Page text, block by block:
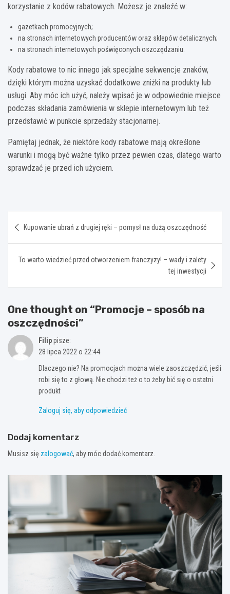
korzystanie z kodów rabatowych. Możesz je znaleźć w:
gazetkach promocyjnych;
na stronach internetowych producentów oraz sklepów detalicznych;
na stronach internetowych poświęconych oszczędzaniu.
Kody rabatowe to nic innego jak specjalne sekwencje znaków,
dzięki którym można uzyskać dodatkowe zniżki na produkty lub
usługi. Aby móc ich użyć, należy wpisać je w odpowiednie miejsce
podczas składania zamówienia w sklepie internetowym lub też
przedstawić w punkcie sprzedaży stacjonarnej.
Pamiętaj jednak, że niektóre kody rabatowe mają określone
warunki i mogą być ważne tylko przez pewien czas, dlatego warto
sprawdzać je przed ich użyciem.
wpisu
Kupowanie ubrań z drugiej ręki – pomysł na dużą oszczędność
To warto wiedzieć przed otworzeniem franczyzy! – wady i zalety
tej inwestycji
One thought on “Promocje – sposób na
oszczędności”
Filippisze:
28 lipca 2022 o 22:44
Dlaczego nie? Na promocjach można wiele zaoszczędzić, jeśli
robi się to z głową. Nie chodzi też o to żeby bić się o ostatni
produkt
Zaloguj się, aby odpowiedzieć
Dodaj komentarz
Musisz się zalogować, aby móc dodać komentarz.